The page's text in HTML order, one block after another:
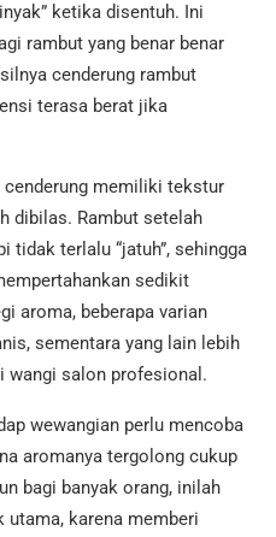
ketika disentuh. Ini
rambut yang benar benar
cenderung rambut
terasa berat jika
memiliki tekstur
dibilas. Rambut setelah
tidak terlalu “jatuh”, sehingga
sedikit
aroma, beberapa varian
sementara yang lain lebih
wangi salon profesional.
wewangian perlu mencoba
aromanya tergolong cukup
bagi banyak orang, inilah
utama, karena memberi